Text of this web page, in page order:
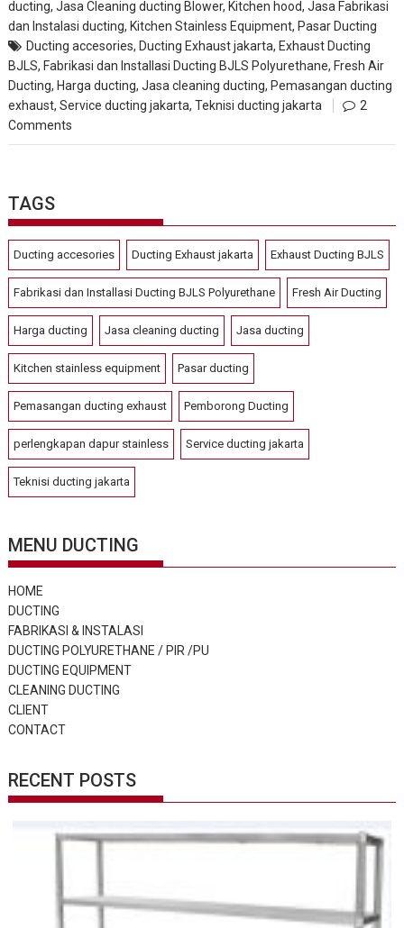
ducting,Jasa Cleaning ducting Blower, Kitchen hood,Jasa Fabrikasi
dan Instalasi ducting,Kitchen Stainless Equipment,Pasar Ducting
Ducting accesories,Ducting Exhaust jakarta,Exhaust Ducting
BJLS,Fabrikasi dan Installasi Ducting BJLS Polyurethane,Fresh Air
Ducting,Harga ducting,Jasa cleaning ducting,Pemasangan ducting
exhaust,Service ducting jakarta,Teknisi ducting jakarta
2
Comments
TAGS
Ducting accesories Ducting Exhaust jakarta Exhaust Ducting BJLS
Fabrikasi dan Installasi Ducting BJLS Polyurethane Fresh Air Ducting
Harga ducting Jasa cleaning ducting Jasa ducting
Kitchen stainless equipment Pasar ducting
Pemasangan ducting exhaust Pemborong Ducting
perlengkapan dapur stainless Service ducting jakarta
Teknisi ducting jakarta
MENU DUCTING
HOME
DUCTING
FABRIKASI & INSTALASI
DUCTING POLYURETHANE / PIR /PU
DUCTING EQUIPMENT
CLEANING DUCTING
CLIENT
CONTACT
RECENT POSTS